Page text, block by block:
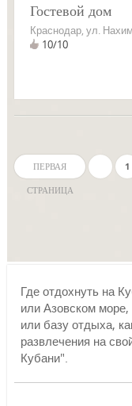
Гостевой дом
Краснодар, ул.
10/10
ПЕРВАЯ
СТРАНИЦА
1
Где отдохнуть на
или Азовском
или базу отдыха,
развлечения на
Кубани".